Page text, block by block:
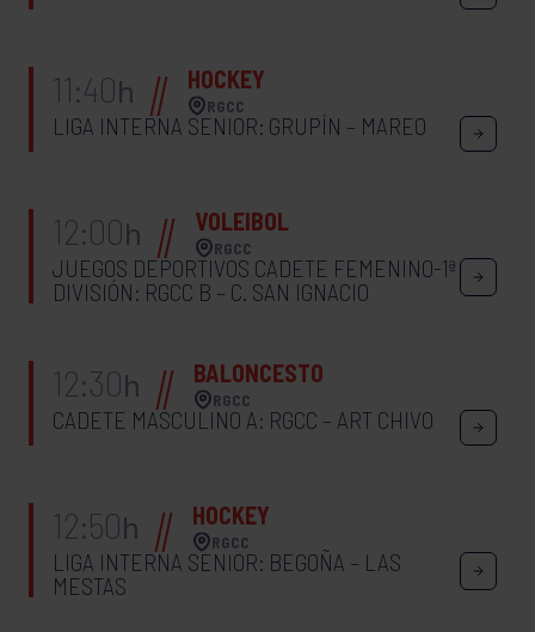
11:40h HOCKEY
RGCC
LIGA INTERNA SENIOR: GRUPÍN – MAREO
12:00h VOLEIBOL
RGCC
JUEGOS DEPORTIVOS CADETE FEMENINO-1ª
DIVISIÓN: RGCC B – C. SAN IGNACIO
12:30h BALONCESTO
RGCC
CADETE MASCULINO A: RGCC – ART CHIVO
12:50h HOCKEY
RGCC
LIGA INTERNA SENIOR: BEGOÑA – LAS
MESTAS